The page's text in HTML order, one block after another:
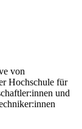
von
Hochschule für
und